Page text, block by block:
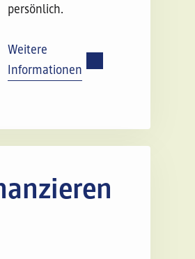
persönlich.
Weitere
Informationen